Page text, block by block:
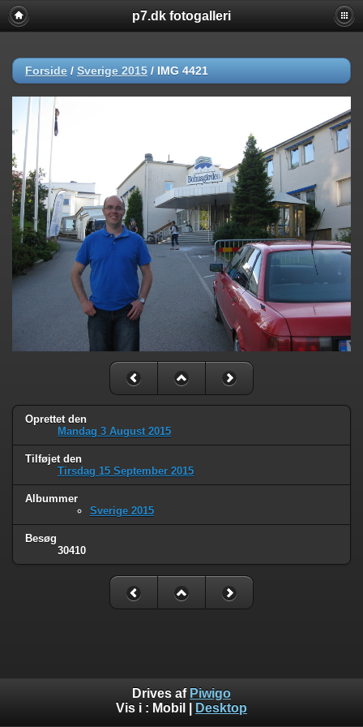
p7.dk fotogalleri
Forside / Sverige 2015 / IMG 4421
Oprettet den
Mandag 3 August 2015
Tilføjet den
Tirsdag 15 September 2015
Albummer
Sverige 2015
Besøg
30410
Drives af Piwigo
Vis i : Mobil Desktop